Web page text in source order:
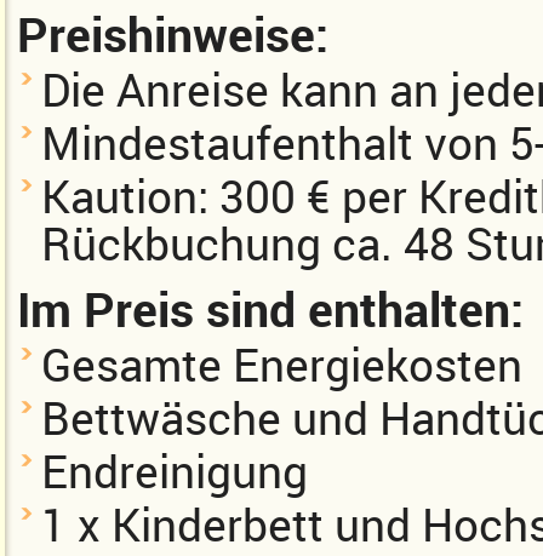
Preishinweise:
Die Anreise kann an
Mindestaufenthalt von
Kaution: 300 € per
Rückbuchung ca. 48
Im Preis sind enthalten:
Gesamte Energiekosten
Bettwäsche und
Endreinigung
1 x Kinderbett und